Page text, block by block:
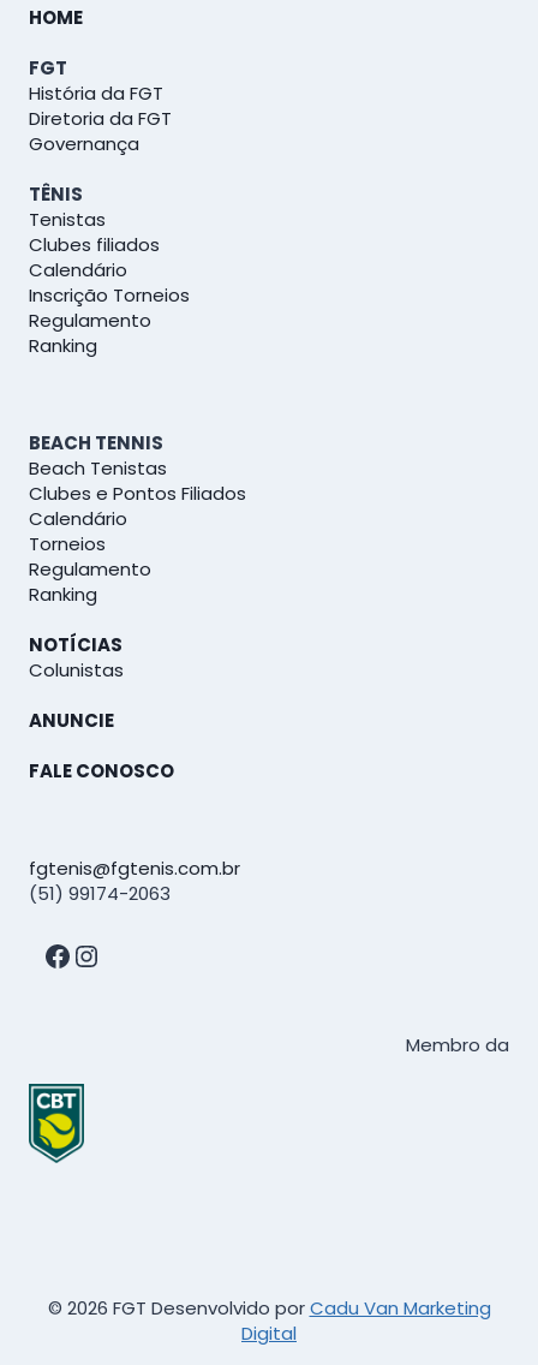
HOME
FGT
História da FGT
Diretoria da FGT
Governança
TÊNIS
Tenistas
Clubes filiados
Calendário
Inscrição Torneios
Regulamento
Ranking
BEACH TENNIS
Beach Tenistas
Clubes e Pontos Filiados
Calendário
Torneios
Regulamento
Ranking
NOTÍCIAS
Colunistas
ANUNCIE
FALE CONOSCO
fgtenis@fgtenis.com.br
(51) 99174-2063
Facebook
Instagram
Membro da
© 2026 FGT Desenvolvido porCadu Van Marketing
Digital